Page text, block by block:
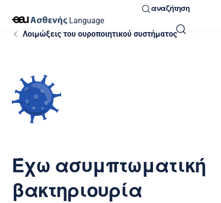
Language
αναζήτηση
Λοιμώξεις του ουροποιητικού συστήματος
Έχω ασυμπτωματική
βακτηριουρία